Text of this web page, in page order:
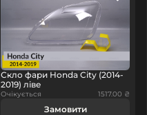
Скло фари Honda City (2014-
2019) ліве
Очікується 1517.00 ₴
Замовити